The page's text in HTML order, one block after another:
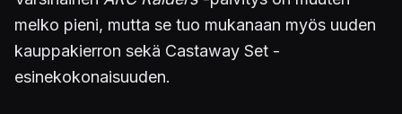
melko pieni, mutta se tuo mukanaan myös uuden
kauppakierron sekä Castaway Set -
esinekokonaisuuden.